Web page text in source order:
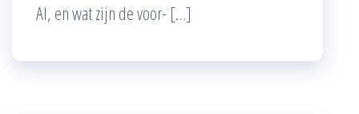
AI, en wat zijn de voor- […]